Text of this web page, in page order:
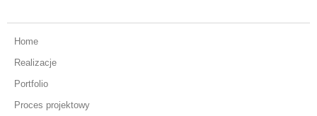
Home
Realizacje
Portfolio
Proces projektowy